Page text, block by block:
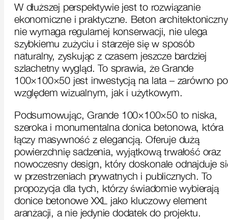
W dłuższej perspektywie jest to rozwiązanie
ekonomiczne i praktyczne. Beton architektoniczny
nie wymaga regularnej konserwacji, nie ulega
szybkiemu zużyciu i starzeje się w sposób
naturalny, zyskując z czasem jeszcze bardziej
szlachetny wygląd. To sprawia, że Grande
100×100×50 jest inwestycją na lata – zarówno
względem wizualnym, jak i użytkowym.
Podsumowując, Grande 100×100×50 to niska,
szeroka i monumentalna donica betonowa, która
łączy masywność z elegancją. Oferuje dużą
powierzchnię sadzenia, wyjątkową trwałość oraz
nowoczesny design, który doskonale odnajduje
w przestrzeniach prywatnych i publicznych. To
propozycja dla tych, którzy świadomie wybierają
donice betonowe XXL jako kluczowy element
aranżacji, a nie jedynie dodatek do projektu.